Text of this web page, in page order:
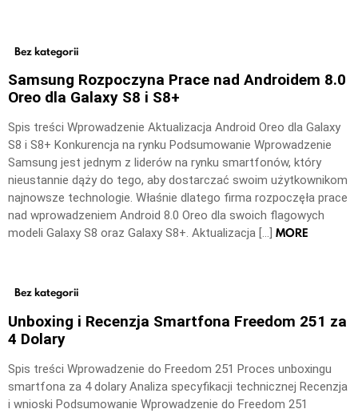
Bez kategorii
Samsung Rozpoczyna Prace nad Androidem 8.0
Oreo dla Galaxy S8 i S8+
Spis treści Wprowadzenie Aktualizacja Android Oreo dla Galaxy
S8 i S8+ Konkurencja na rynku Podsumowanie Wprowadzenie
Samsung jest jednym z liderów na rynku smartfonów, który
nieustannie dąży do tego, aby dostarczać swoim użytkownikom
najnowsze technologie. Właśnie dlatego firma rozpoczęła prace
nad wprowadzeniem Android 8.0 Oreo dla swoich flagowych
modeli Galaxy S8 oraz Galaxy S8+. Aktualizacja […] MORE
Bez kategorii
Unboxing i Recenzja Smartfona Freedom 251 za
4 Dolary
Spis treści Wprowadzenie do Freedom 251 Proces unboxingu
smartfona za 4 dolary Analiza specyfikacji technicznej Recenzja
i wnioski Podsumowanie Wprowadzenie do Freedom 251